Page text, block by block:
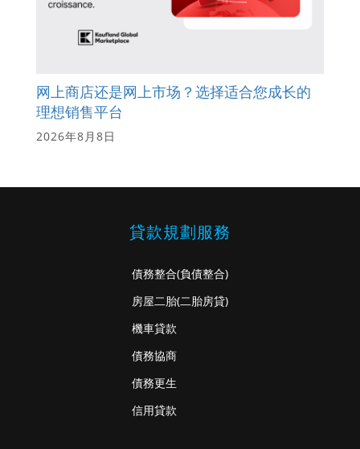
网上商店还是网上市场？选择适合您成长的
理想销售平台
2026年8月8日
貸款規劃服務
債務整合(負債整合)
房屋二胎(二胎房貸)
機車貸款
債務協商
債務更生
信用貸款